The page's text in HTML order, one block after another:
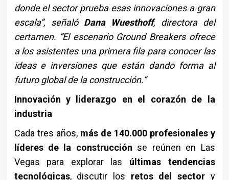
donde el sector prueba esas innovaciones a gran
escala”, señaló Dana Wuesthoff, directora del
certamen. “El escenario Ground Breakers ofrece
a los asistentes una primera fila para conocer las
ideas e inversiones que están dando forma al
futuro global de la construcción.”
Innovación y liderazgo en el corazón de la
industria
Cada tres años, más de 140.000 profesionales y
líderes de la construcción se reúnen en Las
Vegas para explorar las últimas tendencias
tecnológicas, discutir los retos del sectory